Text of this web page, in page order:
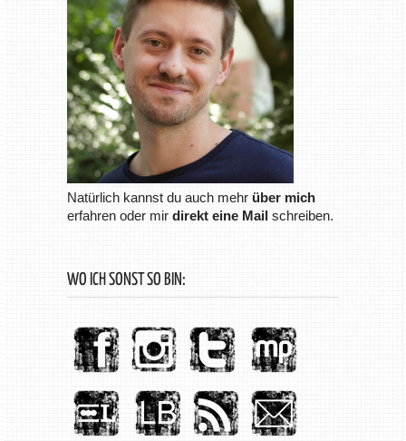
Natürlich kannst du auch mehr über mich
erfahren oder mir direkt eine Mailschreiben.
WO ICH SONST SO BIN: